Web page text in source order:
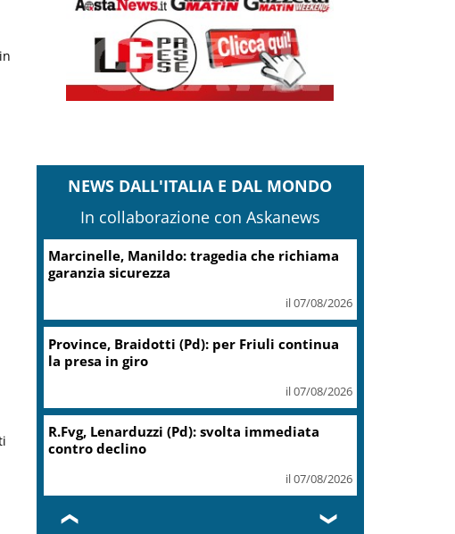
NEWS DALL'ITALIA E DAL MONDO
In collaborazione con Askanews
Marcinelle, Manildo: tragedia che richiama
garanzia sicurezza
il 07/08/2026
Province, Braidotti (Pd): per Friuli continua
la presa in giro
il 07/08/2026
R.Fvg, Lenarduzzi (Pd): svolta immediata
contro declino
il 07/08/2026
❮ ❯